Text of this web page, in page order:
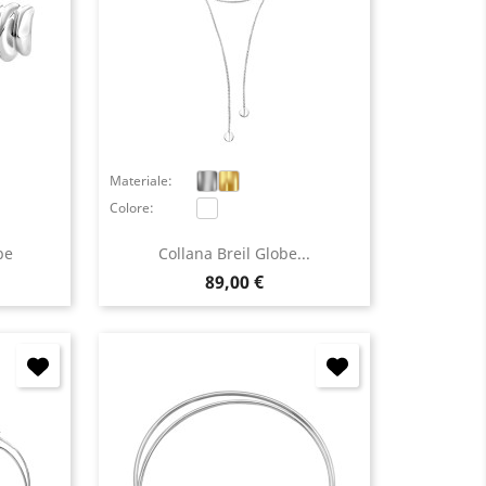
Collana Breil Globe...
Prezzo
89,00 €
Materiale:
Colore: